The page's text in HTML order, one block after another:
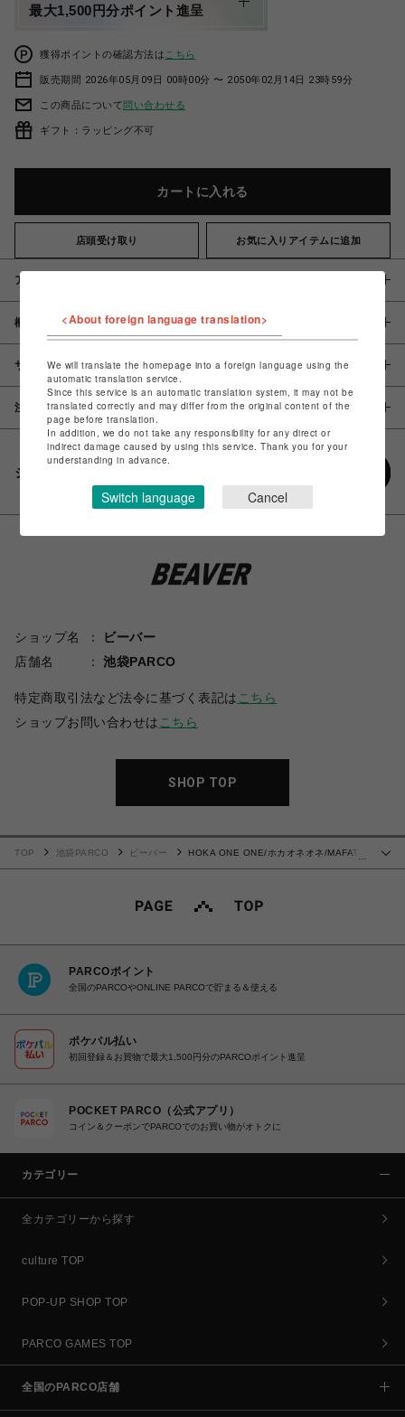
最大1,500円分ポイント進呈
獲得ポイントの確認方法は こちら
販売期間 2026年05月09日 00時00分 〜 2050年02月14日 23時59分
この商品について問い合わせる
ギフト：ラッピング不可
カートに入れる
店頭受け取り お気に入りアイテムに追加
アイテム説明 / 素材
概要
サイズ
注意事項
シェアする
ショップ名
ビーバー
店舗名
池袋PARCO
特定商取引法など法令に基づく表記は こちら
ショップお問い合わせは こちら
SHOP TOP
TOP 池袋PARCO ビーバー
HOKA ONE ONE/ホカオネオネ/MAFATE
PARCOポイント
全国のPARCOやONLINE PARCOで貯まる＆使える
ポケパル払い
初回登録＆お買物で最大1,500円分のPARCOポイント進呈
POCKET PARCO（公式アプリ）
コイン＆クーポンでPARCOでのお買い物がオトクに
カテゴリー
全カテゴリーから探す
culture TOP
POP-UP SHOP TOP
PARCO GAMES TOP
全国のPARCO店舗
<About foreign language translation>
We will translate the homepage into a foreign language using the
automatic translation service.
Since this service is an automatic translation system, it may not be
translated correctly and may differ from the original content of the
page before translation.
In addition, we do not take any responsibility for any direct or
indirect damage caused by using this service. Thank you for your
understanding in advance.
Switch language Cancel